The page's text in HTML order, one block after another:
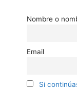
Nombre o
Email
Si